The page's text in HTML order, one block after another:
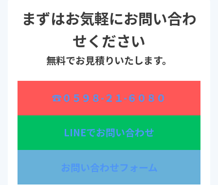
まずはお気軽にお問い合わ
せください
無料でお見積りいたします。
☎０５９８-２１-６０８０
LINEでお問い合わせ
お問い合わせフォーム